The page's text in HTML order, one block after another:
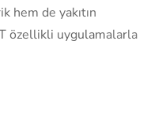
hem de yakıtın
özellikli uygulamalarla